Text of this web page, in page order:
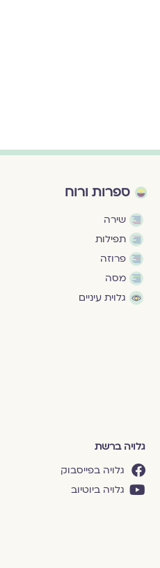
ספרות ורוח
שירה
תפילות
פרוזה
מסה
גלוית עיניים
גלויה ברשת
גלויה בפייסבוק
גלויה ביוטיוב